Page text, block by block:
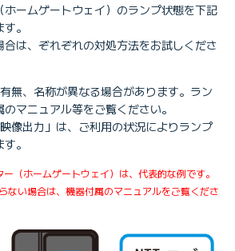
ホームゲートウェイ）のランプ状態を下記
。
は、ぞれぞれの対処方法をお試しくださ
無、名称が異なる場合があります。ラン
マニュアル等をご覧ください。
像出力」は、ご利用の状況によりランプ
。
（ホームゲートウェイ）は、代表的な例です。
ない場合は、機器付属のマニュアルをご覧くださ